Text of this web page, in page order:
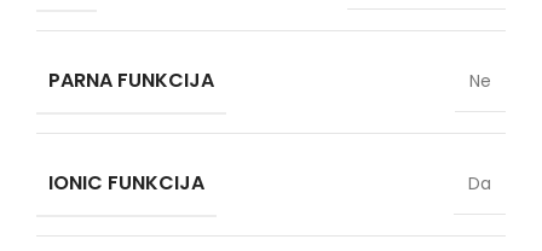
PARNA FUNKCIJA Ne
IONIC FUNKCIJA Da